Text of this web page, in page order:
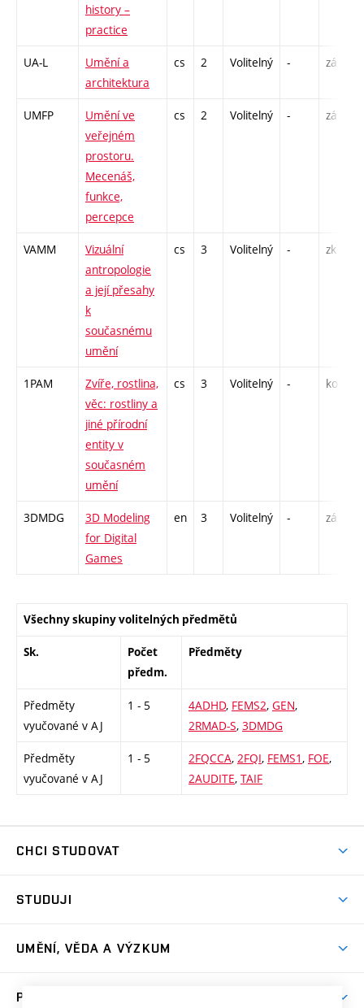
history –
practice
UA-L
Umění a
architektura
cs 2 Volitelný - zá
UMFP
Umění ve
veřejném
prostoru.
Mecenáš,
funkce,
percepce
cs 2 Volitelný - zá
VAMM
Vizuální
antropologie
a její přesahy
k
současnému
umění
cs 3 Volitelný - zk
1PAM
Zvíře, rostlina,
věc: rostliny a
jiné přírodní
entity v
současném
umění
cs 3 Volitelný - kol
3DMDG
3D Modeling
for Digital
Games
en 3 Volitelný - zá
Všechny skupiny volitelných předmětů
Sk.
Počet
předm.
Předměty
Předměty
vyučované v AJ
1 - 5 4ADHD, FEMS2, GEN,
2RMAD-S, 3DMDG
Předměty
vyučované v AJ
1 - 5 2FQCCA, 2FQI, FEMS1 , FOE,
2AUDITE, TAIF
CHCI STUDOVAT
Přijímačky
Dny otevřených dveří
Přípravné kurzy
STUDUJI
Časový plán studia
UMĚNÍ, VĚDA A VÝZKUM
PRO VEŘEJNOST